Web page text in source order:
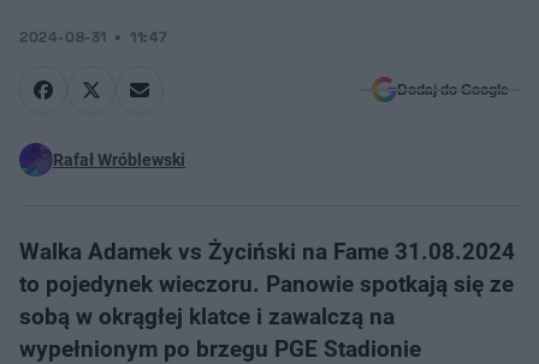
2024-08-31 11:47
Dodaj do Google
Rafał Wróblewski
Walka Adamek vs Życiński na Fame 31.08.2024
to pojedynek wieczoru. Panowie spotkają się ze
sobą w okrągłej klatce i zawalczą na
wypełnionym po brzegu PGE Stadionie